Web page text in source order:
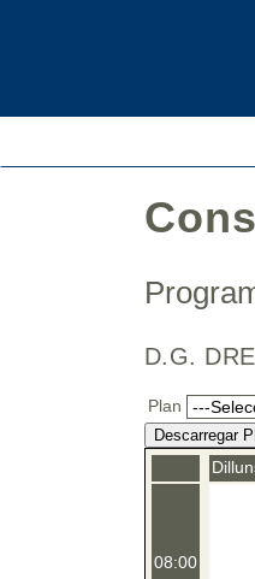
D.G.
Plan
Descarregar
08:00